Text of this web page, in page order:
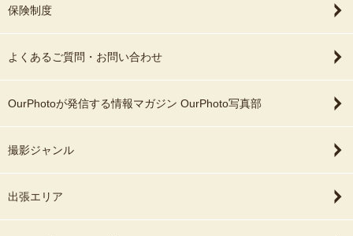
保険制度
よくあるご質問・お問い合わせ
OurPhotoが発信する情報マガジン OurPhoto写真部
撮影ジャンル
出張エリア